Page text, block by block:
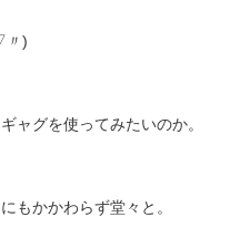
〃)
ャグを使ってみたいのか。
もかかわらず堂々と。